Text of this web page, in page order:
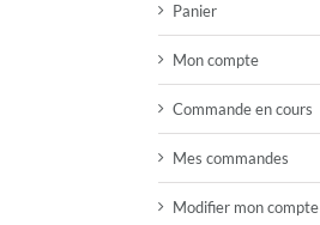
Panier
Mon compte
Commande en cours
Mes commandes
Modifier mon compte